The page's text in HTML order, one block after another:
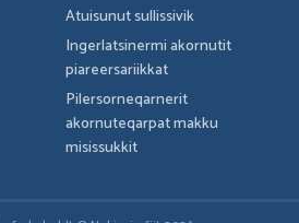
Atuisunut sullissivik
Ingerlatsinermi akornutit
piareersariikkat
Pilersorneqarnerit
akornuteqarpat makku
misissukkit